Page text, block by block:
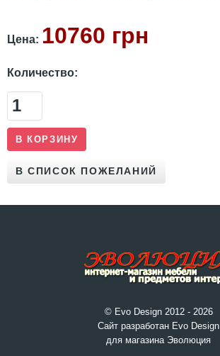
Цена: 10760 грн
Количество:
© Evo Design 2012 - 2026
Сайт разработан Evo Design
для магазина Эволюция